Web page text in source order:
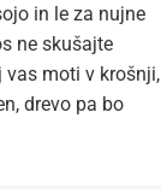
in le za nujne
ne skušajte
vas moti v krošnji,
drevo pa bo